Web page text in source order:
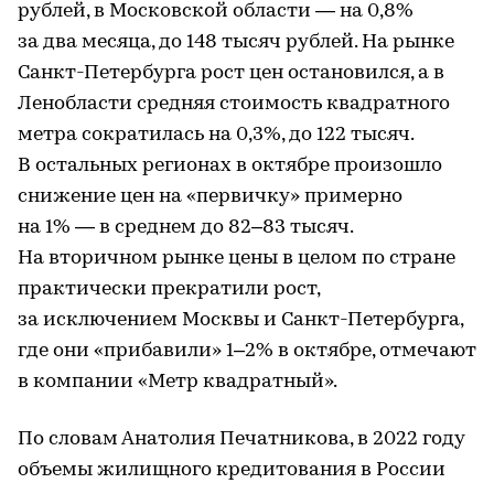
рублей, в Московской области — на 0,8%
за два месяца, до 148 тысяч рублей. На рынке
Санкт-Петербурга рост цен остановился, а в
Ленобласти средняя стоимость квадратного
метра сократилась на 0,3%, до 122 тысяч.
В остальных регионах в октябре произошло
снижение цен на «первичку» примерно
на 1% — в среднем до 82–83 тысяч.
На вторичном рынке цены в целом по стране
практически прекратили рост,
за исключением Москвы и Санкт-Петербурга,
где они «прибавили» 1–2% в октябре, отмечают
в компании «Метр квадратный».
По словам Анатолия Печатникова, в 2022 году
объемы жилищного кредитования в России